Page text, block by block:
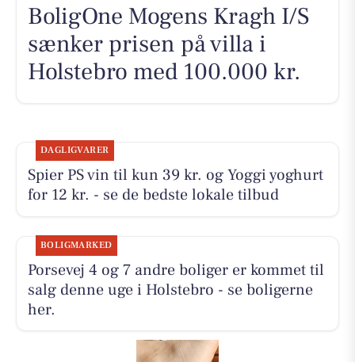
BoligOne Mogens Kragh I/S
sænker prisen på villa i
Holstebro med 100.000 kr.
DAGLIGVARER
Spier PS vin til kun 39 kr. og Yoggi yoghurt
for 12 kr. - se de bedste lokale tilbud
BOLIGMARKED
Porsevej 4 og 7 andre boliger er kommet til
salg denne uge i Holstebro - se boligerne
her.